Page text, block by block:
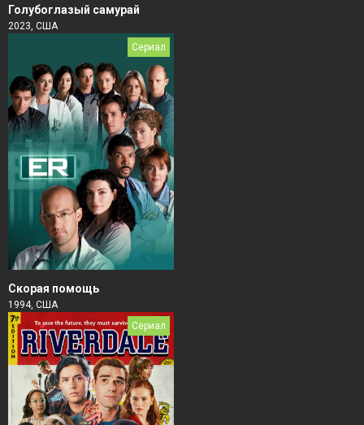
Голубоглазый самурай
2023, США
Сериал
Скорая помощь
1994, США
Сериал